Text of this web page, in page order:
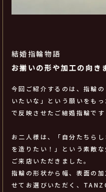
結婚指輪物語
お揃いの形や加工の向き
今回ご紹介するのは、指輪
いたいな」という願いをも
で反映させたご結婚指輪です
お二人様は、「自分たちら
を造りたい！」という素敵
ご来店いただきました。
指輪の形状から幅、表面の
せてお選びいただく、